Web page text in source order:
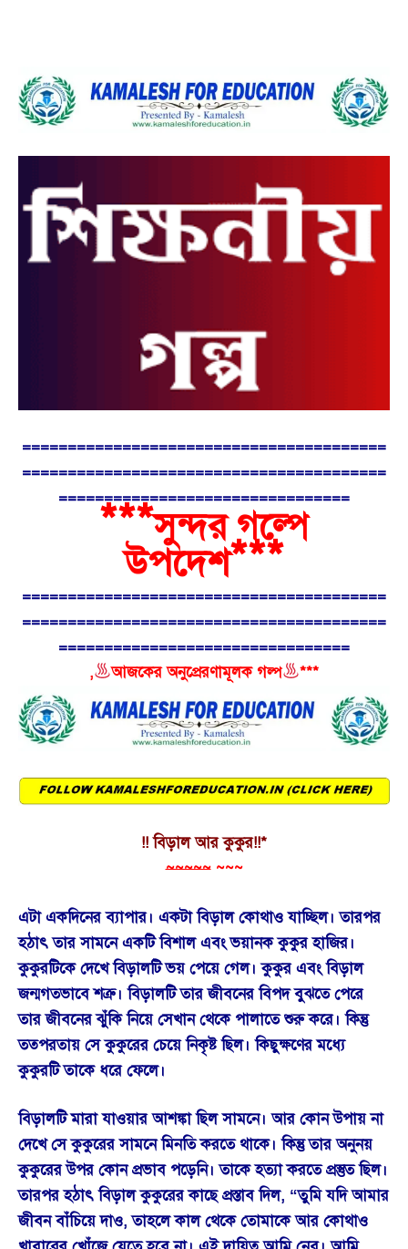
========================================
========================================
================================
***সুন্দর গল্পে
উপদেশ***
========================================
========================================
================================
,
আজকের অনুপ্রেরণামূলক গল্প ***
!! বিড়াল আর কুকুর!!*
~~~~~~~~
এটা একদিনের ব্যাপার। একটা বিড়াল কোথাও যাচ্ছিল। তারপর
হঠাৎ তার সামনে একটি বিশাল এবং ভয়ানক কুকুর হাজির।
কুকুরটিকে দেখে বিড়ালটি ভয় পেয়ে গেল। কুকুর এবং বিড়াল
জন্মগতভাবে শত্রু। বিড়ালটি তার জীবনের বিপদ বুঝতে পেরে
তার জীবনের ঝুঁকি নিয়ে সেখান থেকে পালাতে শুরু করে। কিন্তু
তত্পরতায় সে কুকুরের চেয়ে নিকৃষ্ট ছিল। কিছুক্ষণের মধ্যে
কুকুরটি তাকে ধরে ফেলে।
বিড়ালটি মারা যাওয়ার আশঙ্কা ছিল সামনে। আর কোন উপায় না
দেখে সে কুকুরের সামনে মিনতি করতে থাকে। কিন্তু তার অনুনয়
কুকুরের উপর কোন প্রভাব পড়েনি। তাকে হত্যা করতে প্রস্তুত ছিল।
তারপর হঠাৎ বিড়াল কুকুরের কাছে প্রস্তাব দিল, “তুমি যদি আমার
জীবন বাঁচিয়ে দাও, তাহলে কাল থেকে তোমাকে আর কোথাও